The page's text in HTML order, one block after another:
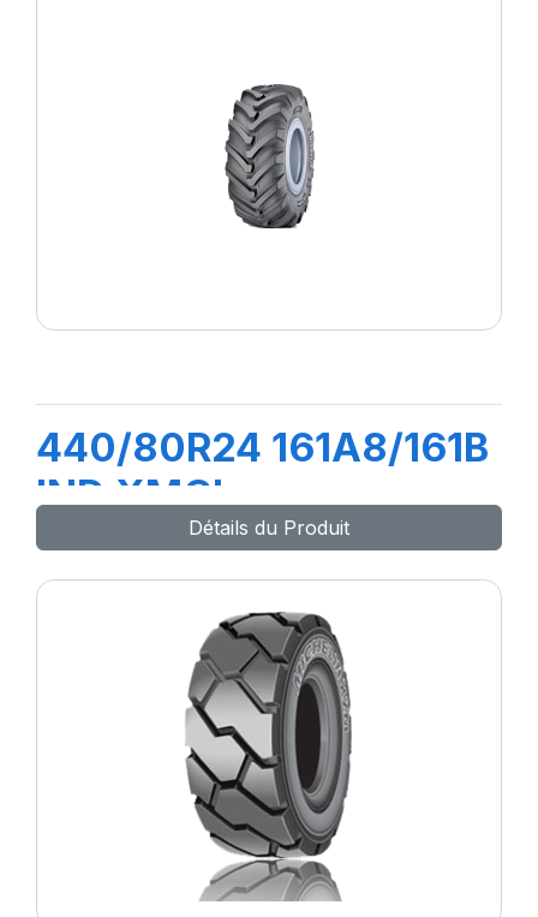
440/80R24 161A8/161B
IND XMCL
Détails du Produit